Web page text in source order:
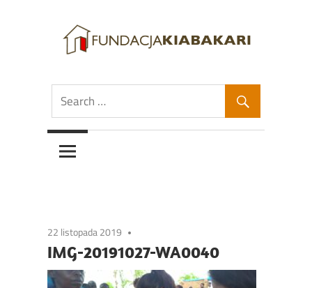
content
Fundacja
Kiabakari
Kiabakari
22 listopada 2019
IMG-20191027-WA0040